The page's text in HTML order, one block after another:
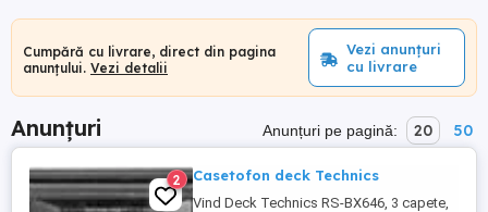
Cumpără cu livrare, direct din pagina
anunțului. Vezi detalii
Vezi anunțuri
cu livrare
Anunțuri Anunțuri pe pagină: 20 50
2 Casetofon deck Technics
Vind Deck Technics RS-BX646, 3 capete,